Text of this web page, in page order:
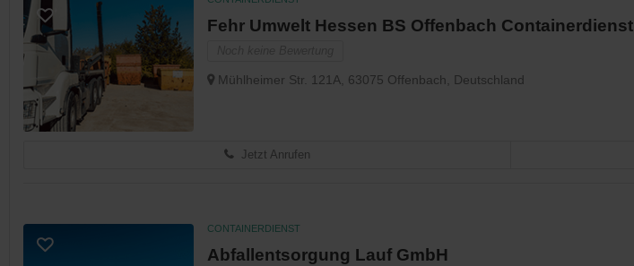
Fehr Umwelt Hessen BS Offenbach Containerdienst
Mühlheimer Str. 121A, 63075 Offenbach, Deutschland
Jetzt Anrufen
CONTAINERDIENST
Abfallentsorgung Lauf GmbH